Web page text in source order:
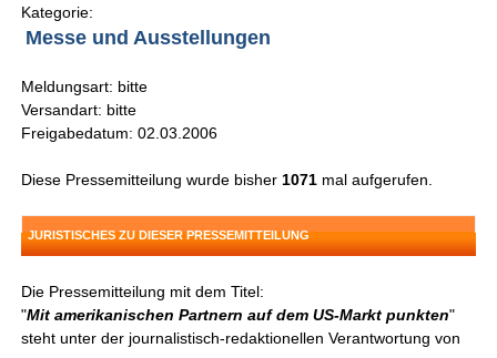
Kategorie:
Messe und Ausstellungen
Meldungsart: bitte
Versandart: bitte
Freigabedatum: 02.03.2006
Diese Pressemitteilung wurde bisher 1071 mal aufgerufen.
JURISTISCHES ZU DIESER PRESSEMITTEILUNG
Die Pressemitteilung mit dem Titel:
"Mit amerikanischen Partnern auf dem US-Markt punkten"
steht unter der journalistisch-redaktionellen Verantwortung von